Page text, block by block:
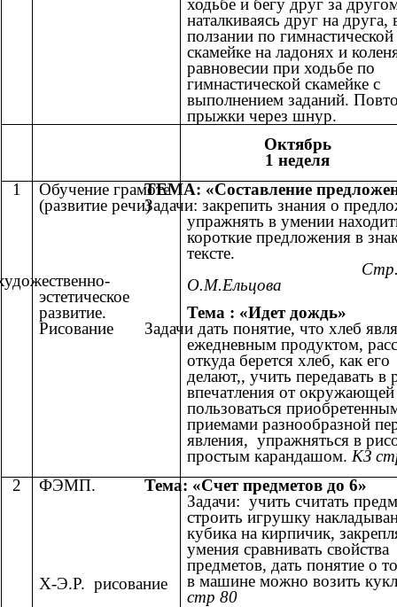
ходьбе и бегу друг за
наталкиваясь друг на друга,
ползании по гимнастической
скамейке на ладонях и
равновесии при ходьбе по
гимнастической скамейке с
выполнением заданий.
прыжки через шнур.
Октябрь
1 неделя
1
Обучение грамоте
(развитие речи)
эстетическое
развитие.
Рисование
ТЕМА: «Составление
Задачи: закрепить знания о
упражнять в умении
короткие предложения в
тексте.
О.М.Ельцова
Тема : «Идет дождь»
Задачи дать понятие, что хлеб
ежедневным продуктом,
откуда берется хлеб, как его
делают,, учить передавать в
впечатления от
пользоваться
приемами разнообразной
явления, упражняться в
простым карандашом. КЗ
2
ФЭМП.
Х-Э.Р. рисование
Тема: «Счет предметов до 6»
Задачи: учить считать
строить игрушку
кубика на кирпичик,
умения сравнивать свойства
предметов, дать понятие о
в машине можно возить
стр 80